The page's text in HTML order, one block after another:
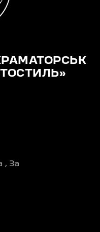
, 3а